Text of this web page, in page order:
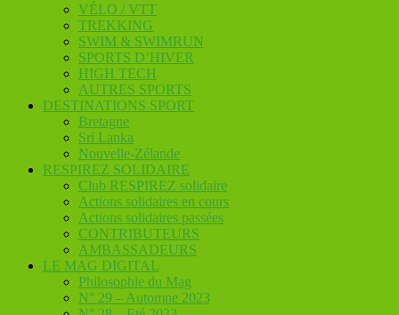
VÉLO / VTT
TREKKING
SWIM & SWIMRUN
SPORTS D’HIVER
HIGH TECH
AUTRES SPORTS
DESTINATIONS SPORT
Bretagne
Sri Lanka
Nouvelle-Zélande
RESPIREZ SOLIDAIRE
Club RESPIREZ solidaire
Actions solidaires en cours
Actions solidaires passées
CONTRIBUTEURS
AMBASSADEURS
LE MAG DIGITAL
Philosophie du Mag
N° 29 – Automne 2023